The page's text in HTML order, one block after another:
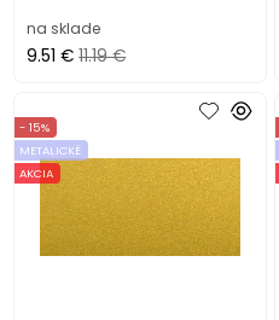
na sklade
9.51 € 11.19 €
- 15%
METALICKÉ
AKCIA